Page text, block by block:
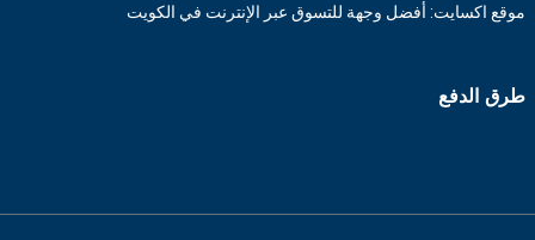
موقع اكسايت: أفضل وجهة للتسوق عبر الإنترنت في الكويت
طرق الدفع